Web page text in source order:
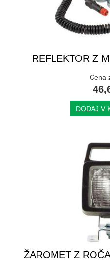
REFLEKTOR Z
Cena
DODAJ V
ŽAROMET Z